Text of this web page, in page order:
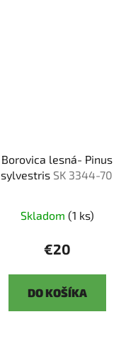
Borovica lesná- Pinus
sylvestris SK 3344-70
Skladom (1 ks)
€20
DO KOŠÍKA